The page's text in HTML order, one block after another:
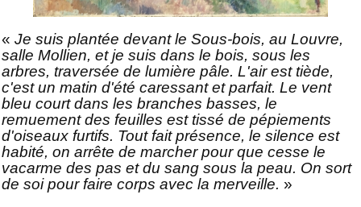
« Je suis plantée devant le Sous-bois, au Louvre,
salle Mollien, et je suis dans le bois, sous les
arbres, traversée de lumière pâle. L'air est tiède,
c'est un matin d'été caressant et parfait. Le vent
bleu court dans les branches basses, le
remuement des feuilles est tissé de pépiements
d'oiseaux furtifs. Tout fait présence, le silence est
habité, on arrête de marcher pour que cesse le
vacarme des pas et du sang sous la peau. On sort
de soi pour faire corps avec la merveille. »